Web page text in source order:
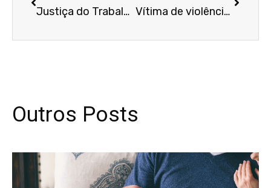
Justiça do Trabalho confirma justa causa de técnica de enfermagem por falta grave que resultou em morte de paciente Vítima de violência de gênero no trabalho terá aumento no valor de indenização
Outros Posts